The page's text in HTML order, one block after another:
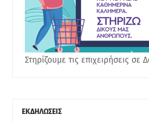
Στηρίζουμε τις επιχειρήσεις σε
ΕΚΔΗΛΩΣΕΙΣ